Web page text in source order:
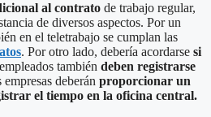
al contrato de trabajo regular,
de diversos aspectos. Por un
en el teletrabajo se cumplan las
. Por otro lado, debería acordarse si
también deben registrarse
empresas deberán proporcionar un
el tiempo en la oficina central.